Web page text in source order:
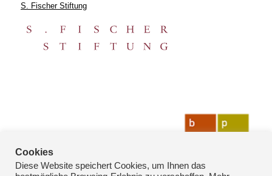
S. Fischer Stiftung
Cookies
Diese Website speichert Cookies, um Ihnen das